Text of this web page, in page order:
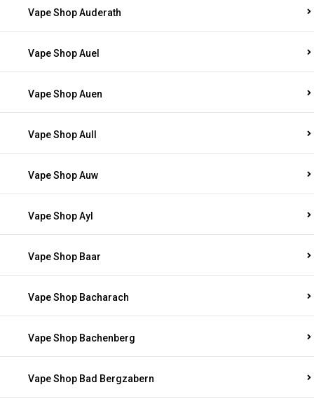
Vape Shop Auderath
Vape Shop Auel
Vape Shop Auen
Vape Shop Aull
Vape Shop Auw
Vape Shop Ayl
Vape Shop Baar
Vape Shop Bacharach
Vape Shop Bachenberg
Vape Shop Bad Bergzabern